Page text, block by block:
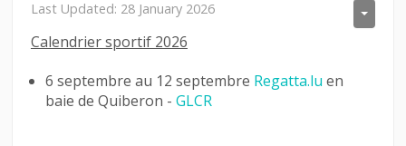
Last Updated: 28 January 2026
Calendrier sportif 2026
6 septembre au 12 septembre Regatta.lu en
baie de Quiberon - GLCR